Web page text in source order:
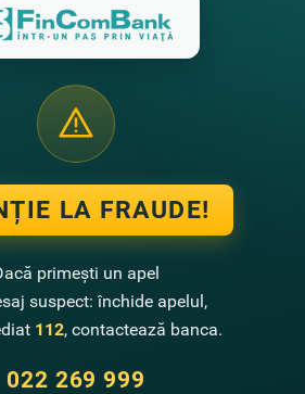
de bani prin sistemul Contact
LA FRAUDE!
primești un apel
suspect: închide apelul,
112, contactează banca.
022 269 999